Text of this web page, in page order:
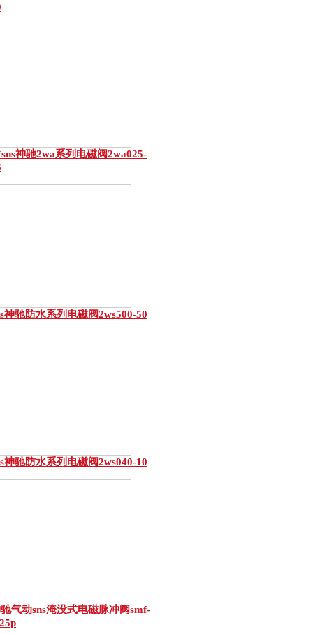
神驰2wa系列电磁阀2wa025-
神驰防水系列电磁阀2ws500-50
神驰防水系列电磁阀2ws040-10
气动sns淹没式电磁脉冲阀smf-